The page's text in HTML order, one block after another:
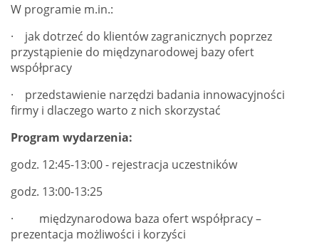
W programie m.in.:
· jak dotrzeć do klientów zagranicznych poprzez
przystąpienie do międzynarodowej bazy ofert
współpracy
· przedstawienie narzędzi badania innowacyjności
firmy i dlaczego warto z nich skorzystać
Program wydarzenia:
godz. 12:45-13:00 - rejestracja uczestników
godz. 13:00-13:25
· międzynarodowa baza ofert współpracy –
prezentacja możliwości i korzyści